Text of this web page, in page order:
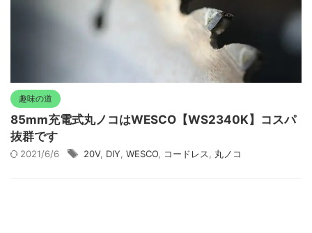
趣味の道
85mm充電式丸ノコはWESCO【WS2340K】コスパ
抜群です
2021/6/6 20V, DIY WESCO コードレス 丸ノコ